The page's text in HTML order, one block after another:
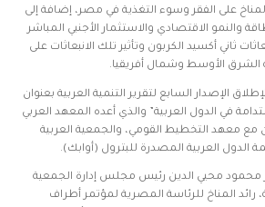
على الفقر وسوء التغذية في مصر، إضافة إلى
والنمو الاقتصادي والاستثمار الأجنبي المباشر
ثاني أكسيد الكربون وتأثير تلك الانبعاثات على
الشرق الأوسط وشمال أفريقيا.
الإصدار السابع لتقرير التنمية العربية بعنوان
في الدول العربية” والذي أعده المعهد العربي
مع معهد التخطيط القومي، والجمعية العربية
الدول العربية المصدرة للبترول (أوابك).
محمود محيي الدين رئيس مجلس إدارة الجمعية
رائد المناخ للرئاسة المصرية لمؤتمر أطراف